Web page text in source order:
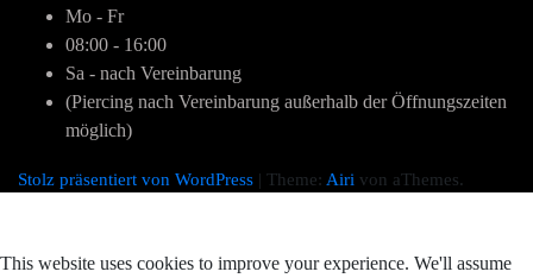
Mo - Fr
08:00 - 16:00
Sa - nach Vereinbarung
(Piercing nach Vereinbarung außerhalb der Öffnungszeiten
möglich)
Stolz präsentiert von WordPress | Theme: Airi von aThemes.
This website uses cookies to improve your experience. We'll assume